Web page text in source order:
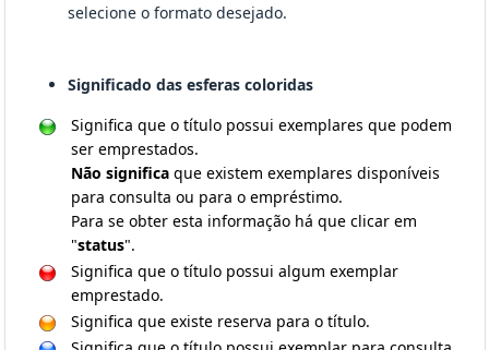
selecione o formato desejado.
Significado das esferas coloridas
Significa que o título possui exemplares que podem
ser emprestados.
Não significa que existem exemplares disponíveis
para consulta ou para o empréstimo.
Para se obter esta informação há que clicar em
"status".
Significa que o título possui algum exemplar
emprestado.
Significa que existe reserva para o título.